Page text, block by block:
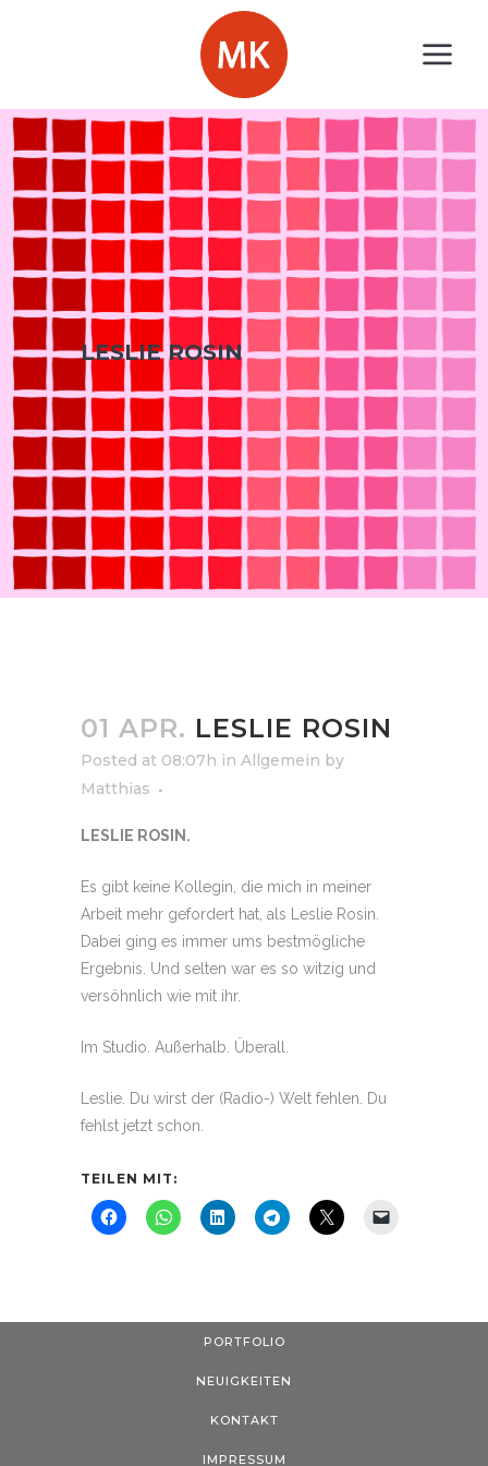
LESLIE ROSIN
01 APR. LESLIE ROSIN
Posted at 08:07h in Allgemein by
Matthias
LESLIE ROSIN.
Es gibt keine Kollegin, die mich in meiner
Arbeit mehr gefordert hat, als Leslie Rosin.
Dabei ging es immer ums bestmögliche
Ergebnis. Und selten war es so witzig und
versöhnlich wie mit ihr.
Im Studio. Außerhalb. Überall.
Leslie. Du wirst der (Radio-) Welt fehlen. Du
fehlst jetzt schon.
TEILEN MIT:
PORTFOLIO
NEUIGKEITEN
KONTAKT
IMPRESSUM